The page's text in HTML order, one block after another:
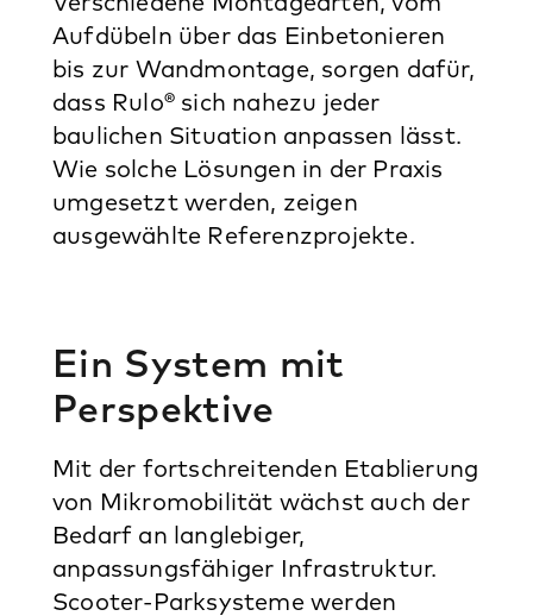
Aufdübeln über das Einbetonieren
bis zur Wandmontage, sorgen dafür,
dass Rulo® sich nahezu jeder
baulichen Situation anpassen lässt.
Wie solche Lösungen in der Praxis
umgesetzt werden, zeigen
ausgewählte Referenzprojekte.
Ein System mit
Perspektive
Mit der fortschreitenden Etablierung
von Mikromobilität wächst auch der
Bedarf an langlebiger,
anpassungsfähiger Infrastruktur.
Scooter-Parksysteme werden